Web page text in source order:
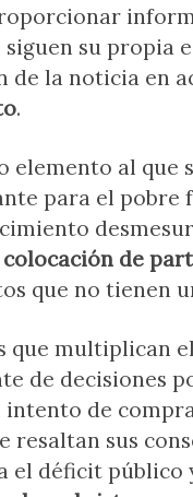
su propia
de la noticia en
.
elemento al que
para el pobre
colocación de
que no tienen
que multiplican
de decisiones
intento de
resaltan sus
el déficit público